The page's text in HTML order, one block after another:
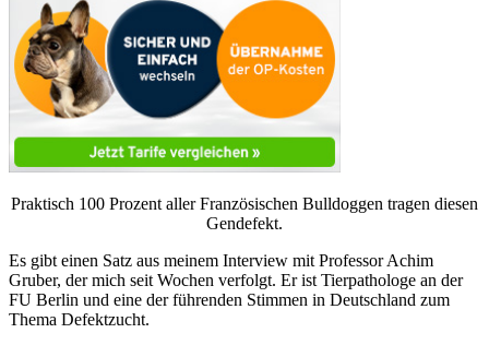
Praktisch 100 Prozent aller Französischen Bulldoggen tragen diesen
Gendefekt.
Es gibt einen Satz aus meinem Interview mit Professor Achim
Gruber, der mich seit Wochen verfolgt. Er ist Tierpathologe an der
FU Berlin und eine der führenden Stimmen in Deutschland zum
Thema Defektzucht.